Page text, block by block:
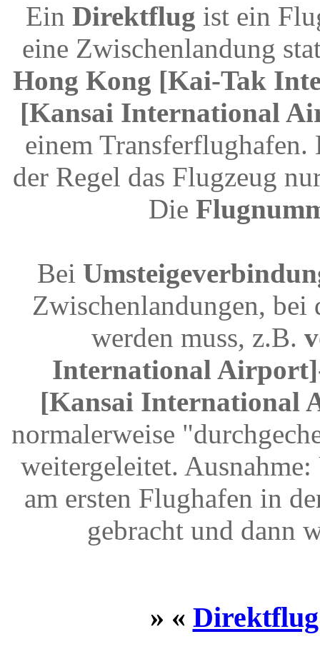
Ein Direktflug ist ein
eine Zwischenlandung
Hong Kong [Kai-Tak
[Kansai International
einem
der Regel das Flugzeug
Die
Bei
Zwischenlandungen, bei
werden muss, z.B.
International
[Kansai International
normalerweise
weitergeleitet.
am ersten Flughafen in
gebracht und dann
» «